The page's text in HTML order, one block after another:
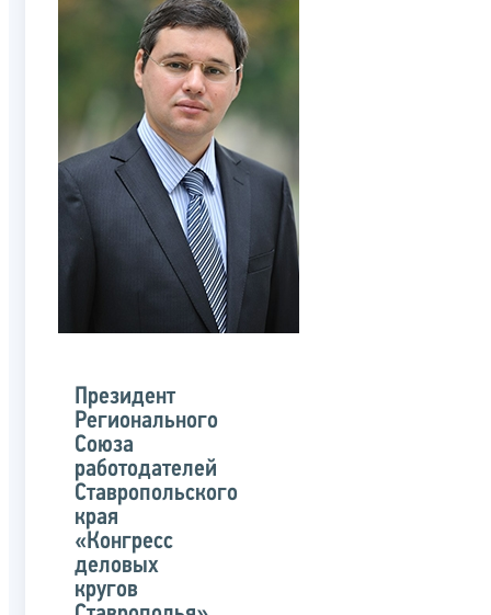
Президент
Регионального
Союза
работодателей
Ставропольского
края
«Конгресс
деловых
кругов